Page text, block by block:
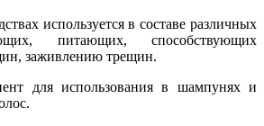
используется в составе различных
питающих, способствующих
заживлению трещин.
для использования в шампунях и